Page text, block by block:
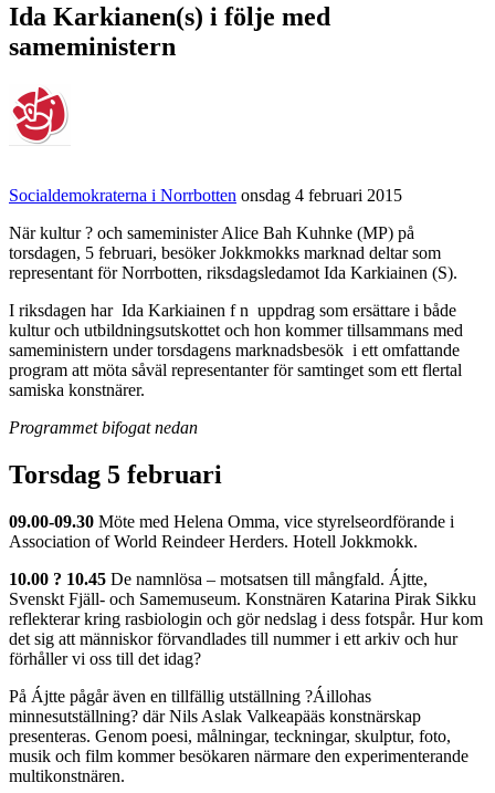
Ida Karkianen(s) i följe med
sameministern
Socialdemokraterna i Norrbotten onsdag 4 februari 2015
När kultur ? och sameminister Alice Bah Kuhnke (MP) på
torsdagen, 5 februari, besöker Jokkmokks marknad deltar som
representant för Norrbotten, riksdagsledamot Ida Karkiainen (S).
I riksdagen har Ida Karkiainen f n uppdrag som ersättare i både
kultur och utbildningsutskottet och hon kommer tillsammans med
sameministern under torsdagens marknadsbesök i ett omfattande
program att möta såväl representanter för samtinget som ett flertal
samiska konstnärer.
Programmet bifogat nedan
Torsdag 5 februari
09.00-09.30 Möte med Helena Omma, vice styrelseordförande i
Association of World Reindeer Herders. Hotell Jokkmokk.
10.00 ? 10.45 De namnlösa – motsatsen till mångfald. Ájtte,
Svenskt Fjäll- och Samemuseum. Konstnären Katarina Pirak Sikku
reflekterar kring rasbiologin och gör nedslag i dess fotspår. Hur kom
det sig att människor förvandlades till nummer i ett arkiv och hur
förhåller vi oss till det idag?
På Ájtte pågår även en tillfällig utställning ?Áillohas
minnesutställning? där Nils Aslak Valkeapääs konstnärskap
presenteras. Genom poesi, målningar, teckningar, skulptur, foto,
musik och film kommer besökaren närmare den experimenterande
multikonstnären.